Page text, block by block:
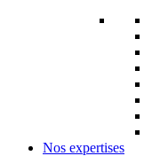
Nos expertises